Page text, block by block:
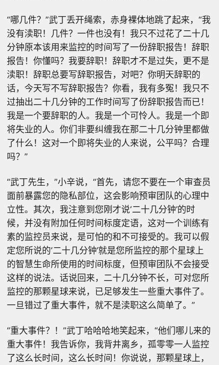
“哪几件？”武丁丢开绳索，赤身裸体地跳了起来，“我
没有渎职！几件？一件也没有！我只不过花了二十几
分钟原本该用来监控的时间写了一份辞职报告！辞职
报告！你懂吗？我要辞职！辞职才不是过失，更不是
渎职！辞职总要写辞职报告，对吧？你明天辞职的
话，今天写不写辞职报告？你看，我有多冤！我只不
过抽出二十几分钟的工作时间写了份辞职报告而已！
我是一个要辞职的人。我是一个可怜人。我是一个即
将失业的人。你们非要纠缠我在那二十几分钟里都做
了什么！这对一个即将失业的人来说，公平吗？合理
吗？”
“武丁先生，”小辛说，“首先，请您不要在一个审查员
面前暴露您的隐私部位，这会影响预审团队的心理中
立性。其次，我注意到您刚才说‘二十几分钟’的时
候，并没有附加任何时间标度定语，这对一个训练有
素的监控员来说，是可怕的和不可接受的。我可以假
定您所说的‘二十几分钟’就是您所监控的那个星球上
的智慧生命所使用的时间标度，但预审团队不会接受
这样的说法。话说回来，二十几分钟不长，可对您所
监控的那颗星球来说，已足够发生一些重大事件了。
一旦错过了重大事件，就不是渎职这么简单了。”
“重大事件？！”武丁哈哈哈地笑起来，“他们哪儿来的
重大事件！我告诉你，我背井离乡，孤零零一人监控
了这么长时间，这么长时间！你说说，那颗星球上，